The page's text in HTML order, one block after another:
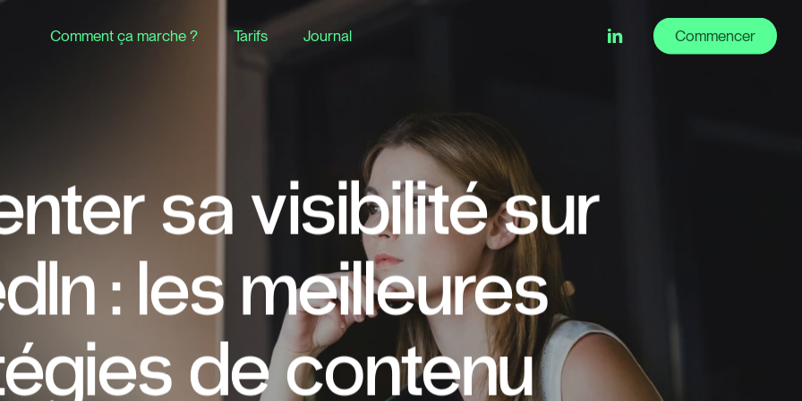
Comment ça marche ? Tarifs Journal linkedin Commencer
sa visibilité sur
: les meilleures
de contenu